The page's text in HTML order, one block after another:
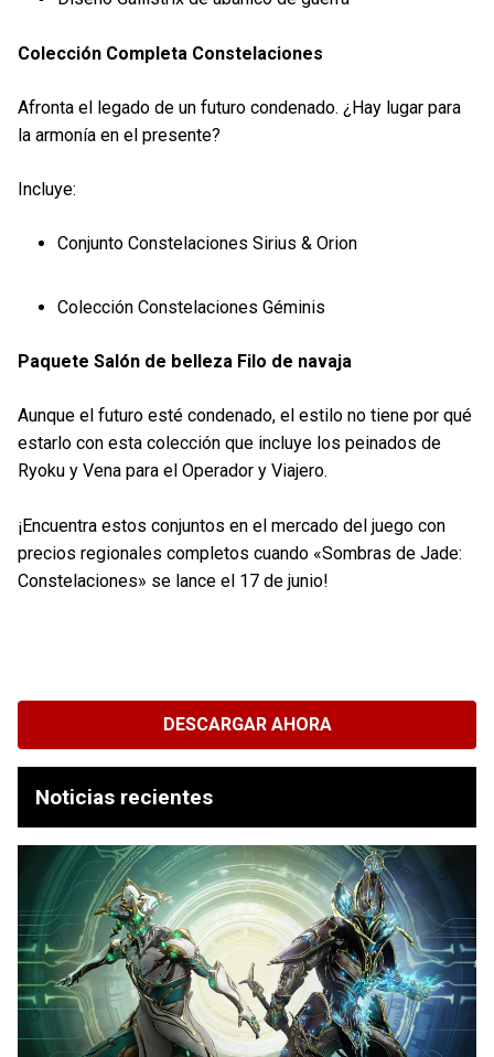
Colección Completa Constelaciones
Afronta el legado de un futuro condenado. ¿Hay lugar para
la armonía en el presente?
Incluye:
Conjunto Constelaciones Sirius & Orion
Colección Constelaciones Géminis
Paquete Salón de belleza Filo de navaja
Aunque el futuro esté condenado, el estilo no tiene por qué
estarlo con esta colección que incluye los peinados de
Ryoku y Vena para el Operador y Viajero.
¡Encuentra estos conjuntos en el mercado del juego con
precios regionales completos cuando «Sombras de Jade:
Constelaciones» se lance el 17 de junio!
DESCARGAR AHORA
Noticias recientes